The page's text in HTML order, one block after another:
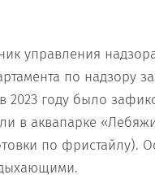
управления
по надзору
году было
в аквапарке
по фристайлу).